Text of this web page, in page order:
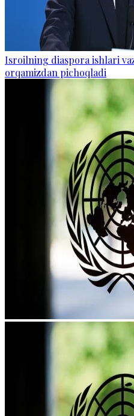
Isroilning diaspora ishlari
orqamizdan pichoqladi